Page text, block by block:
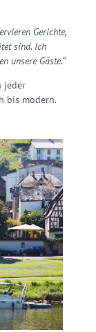
Gerichte,
sind. Ich
unsere Gäste.“
jeder
bis modern.